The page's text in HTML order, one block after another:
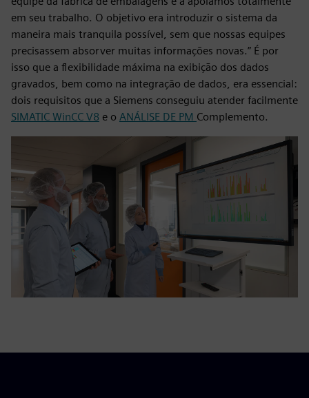
em seu trabalho. O objetivo era introduzir o sistema da
maneira mais tranquila possível, sem que nossas equipes
precisassem absorver muitas informações novas.” É por
isso que a flexibilidade máxima na exibição dos dados
gravados, bem como na integração de dados, era essencial:
dois requisitos que a Siemens conseguiu atender facilmente
SIMATIC WinCC V8 e o ANÁLISE DE PM Complemento.